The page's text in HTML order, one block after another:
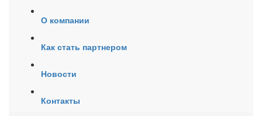
О компании
Как стать партнером
Новости
Контакты